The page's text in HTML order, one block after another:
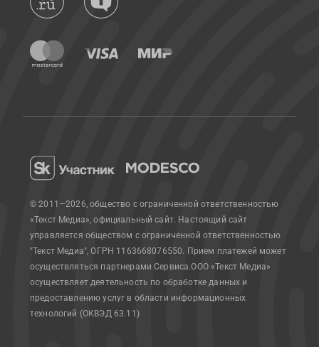
© 2011—2026, общество с ограниченной ответственностью
«Текст Медиа», официальный сайт. Настоящий сайт
управляется обществом с ограниченной ответственностью
"Текст Медиа", ОГРН 1163668076550. Прием платежей может
осуществляться партнерами Сервиса.ООО «Текст Медиа»
осуществляет деятельность по обработке данных и
предоставлению услуг в области информационных
технологий (ОКВЭД 63.11)